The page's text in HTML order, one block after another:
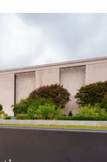
巴勒斯坦的参展艺术家
展否认了有关歧视或
总监，刘祺丰表示，他
亚原住民社群展开交
采访时表示：“原住民社
一，在于他们让我思
展的三个月，而是将
度。”
祺丰还曾担任新加坡